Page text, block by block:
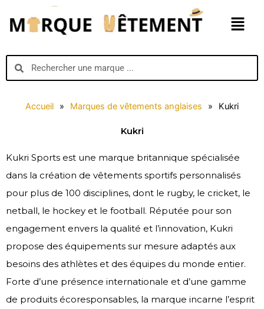
contenu
Menu
SearchSearch
Accueil » Marques de vêtements anglaises » Kukri
Kukri
Kukri Sports est une marque britannique spécialisée
dans la création de vêtements sportifs personnalisés
pour plus de 100 disciplines, dont le rugby, le cricket, le
netball, le hockey et le football. Réputée pour son
engagement envers la qualité et l’innovation, Kukri
propose des équipements sur mesure adaptés aux
besoins des athlètes et des équipes du monde entier.
Forte d’une présence internationale et d’une gamme
de produits écoresponsables, la marque incarne l’esprit